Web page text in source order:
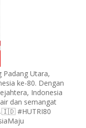
Padang Utara,
ke-80. Dengan
Indonesia
dan semangat
#HUTRI80